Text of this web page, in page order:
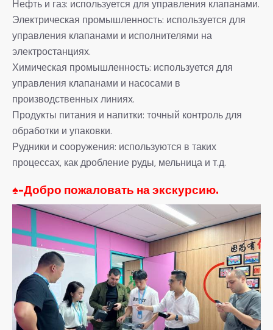
Нефть и газ: используется для управления клапанами.
Электрическая промышленность: используется для
управления клапанами и исполнителями на
электростанциях.
Химическая промышленность: используется для
управления клапанами и насосами в
производственных линиях.
Продукты питания и напитки: точный контроль для
обработки и упаковки.
Рудники и сооружения: используются в таких
процессах, как дробление руды, мельница и т.д.
♠-Добро пожаловать на экскурсию.